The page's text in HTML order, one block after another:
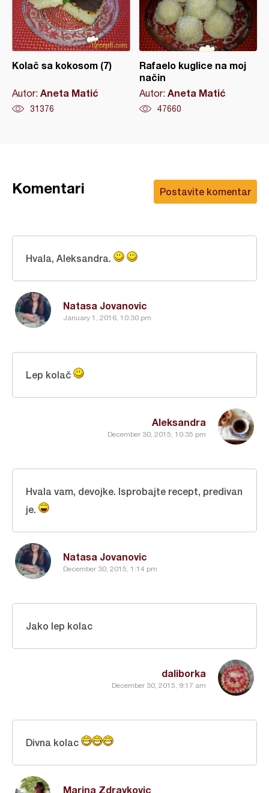
Kolač sa kokosom (7)
Autor: Aneta Matić
31376
Rafaelo kuglice na moj
način
Autor: Aneta Matić
47660
Postavite komentar
Komentari
Natasa Jovanovic
January 1, 2016, 10:30 pm
Hvala, Aleksandra.
Aleksandra
December 30, 2015, 10:35 pm
Lep kolač
Natasa Jovanovic
December 30, 2015, 1:14 pm
Hvala vam, devojke. Isprobajte recept, predivan
je.
daliborka
December 30, 2015, 9:17 am
Jako lep kolac
Marina Zdravkovic
Divna kolac